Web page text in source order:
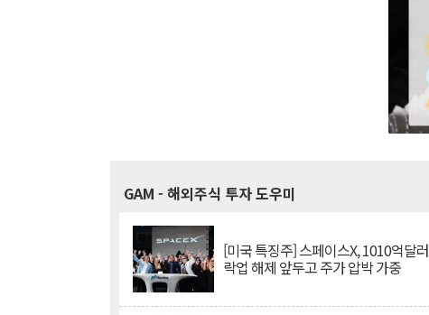
GAM - 해외주식 투자 도우미
[미국 특징주] 스페이스X, 1010억달러
락업 해제 앞두고 주가 압박 가중